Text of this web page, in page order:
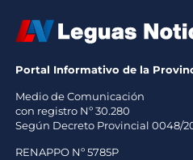
Portal Informativo de la
Medio de Comunicación
con registro Nº 30.280
Según Decreto Provincial 0048/
RENAPPO Nº 5785P